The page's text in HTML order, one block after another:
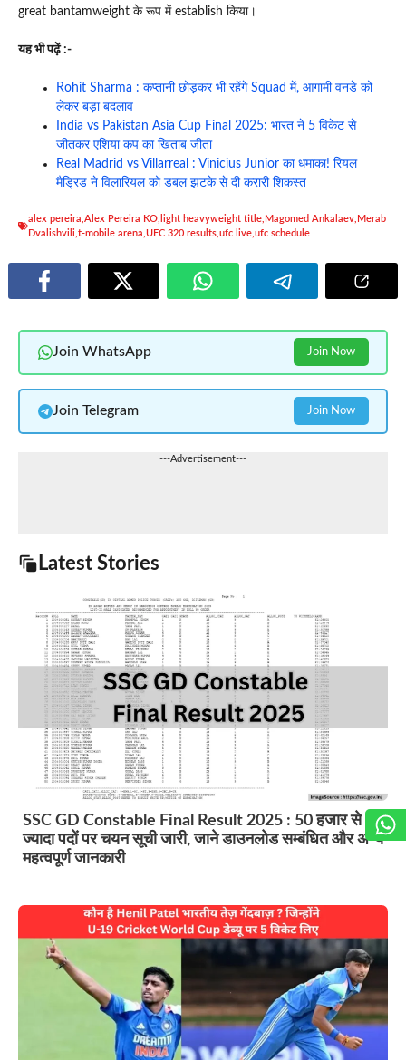
great bantamweight के रूप में establish किया।
यह भी पढ़ें :-
Rohit Sharma : कप्तानी छोड़कर भी रहेंगे Squad में, आगामी वनडे को
लेकर बड़ा बदलाव
India vs Pakistan Asia Cup Final 2025: भारत ने 5 विकेट से
जीतकर एशिया कप का खिताब जीता
Real Madrid vs Villarreal : Vinicius Junior का धमाका! रियल
मैड्रिड ने विलारियल को डबल झटके से दी करारी शिकस्त
alex pereira Alex Pereira KO light heavyweight title Magomed Ankalaev Merab
Dvalishvili t-mobile arena UFC 320 results ufc live ufc schedule
Join WhatsApp Join Now
Join Telegram Join Now
---Advertisement---
Latest Stories
SSC GD Constable Final Result 2025 : 50 हजार से
ज्यादा पदों पर चयन सूची जारी, जाने डाउनलोड सम्बंधित और अन्य
महत्वपूर्ण जानकारी